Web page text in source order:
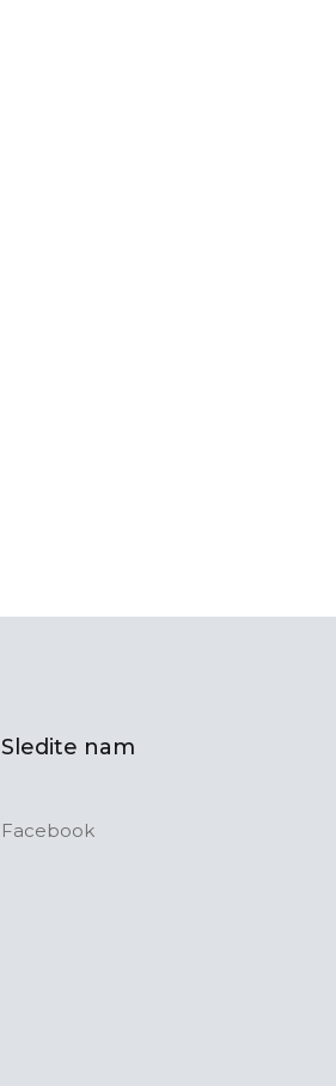
Sledite nam
Facebook